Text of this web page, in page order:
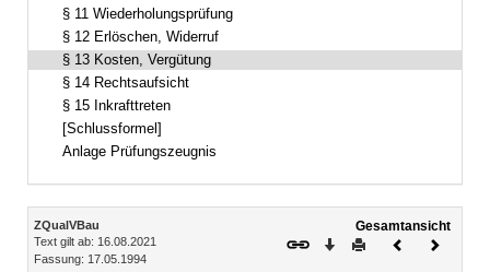
§ 11 Wiederholungsprüfung
§ 12 Erlöschen, Widerruf
§ 13 Kosten, Vergütung
§ 14 Rechtsaufsicht
§ 15 Inkrafttreten
[Schlussformel]
Anlage Prüfungszeugnis
Inhalt
ZQualVBau
Text gilt ab: 16.08.2021
Fassung: 17.05.1994
Gesamtansicht
Download
DruckenVorheriges